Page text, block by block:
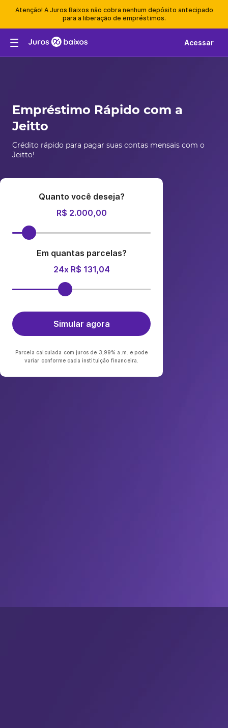
Atenção! A Juros Baixos não cobra nenhum depósito antecipado
para a liberação de empréstimos.
Acessar
Empréstimo Rápido com a
Jeitto
Crédito rápido para pagar suas contas mensais com o
Jeitto!
Quanto você deseja?
R$ 2.000,00
Em quantas parcelas?
24x R$ 131,04
Simular agora
Parcela calculada com juros de 3,99% a.m. e pode
variar conforme cada instituição financeira.